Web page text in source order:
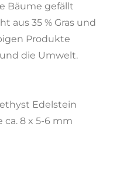
Bäume gefällt
aus 35 % Gras und
Produkte
die Umwelt.
Edelstein
8 x 5-6 mm